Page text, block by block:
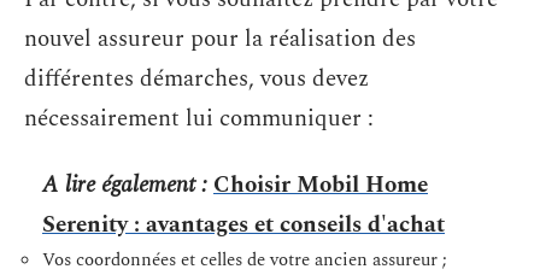
nouvel assureur pour la réalisation des
différentes démarches, vous devez
nécessairement lui communiquer :
A lire également :Choisir Mobil Home
Serenity : avantages et conseils d'achat
Vos coordonnées et celles de votre ancien assureur ;